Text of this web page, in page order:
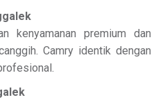
kenyamanan premium dan
Camry identik dengan